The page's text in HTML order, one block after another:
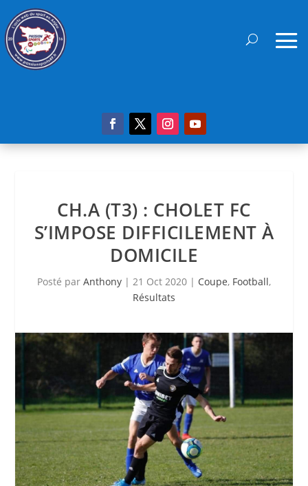
CH.A (T3) : CHOLET FC
S’IMPOSE DIFFICILEMENT À
DOMICILE
Posté par Anthony | 21 Oct 2020 | Coupe, Football,
Résultats